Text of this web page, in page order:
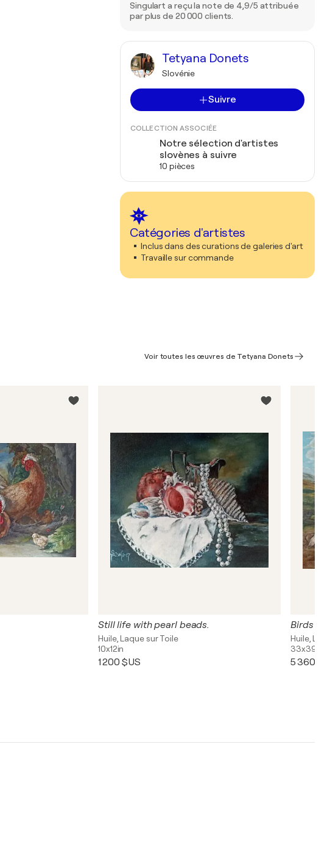
Singulart a reçu la note de 4,9/5 attribuée
par plus de 20 000 clients.
Tetyana Donets
Slovénie
Suivre
COLLECTION ASSOCIÉE
Notre sélection d'artistes
slovènes à suivre
10 pièces
Catégories d'artistes
Inclus dans des curations de galeries d'art
Travaille sur commande
Voir toutes les œuvres de Tetyana Donets
Still life with pearl beads.
Huile, Laque sur Toile
10x12in
1 200 $US
Birds in
Huile,
33x39in
5 360